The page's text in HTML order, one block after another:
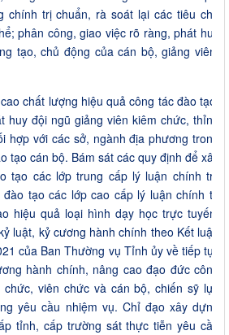
trị chuẩn, rà soát lại các tiêu chí,
phân công, giao việc rõ ràng, phát huy
tạo, chủ động của cán bộ, giảng viên,
chất lượng hiệu quả công tác đào tạo,
đội ngũ giảng viên kiêm chức, thỉnh
hợp với các sở, ngành địa phương trong
tạo cán bộ. Bám sát các quy định để xây
tạo các lớp trung cấp lý luận chính trị,
tạo các lớp cao cấp lý luận chính trị
hiệu quả loại hình dạy học trực tuyến.
luật, kỷ cương hành chính theo Kết luận
của Ban Thường vụ Tỉnh ủy về tiếp tục
hành chính, nâng cao đạo đức công
viên chức và cán bộ, chiến sỹ lực
yêu cầu nhiệm vụ. Chỉ đạo xây dựng
tỉnh, cấp trường sát thực tiễn yêu cầu